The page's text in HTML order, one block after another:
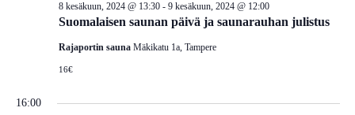
2024Suomalaisen saunan päivä ja saunarauhan julistus
8 kesäkuun, 2024 @ 13:30- 9 kesäkuun, 2024 @ 12:00
Rajaportin sauna Mäkikatu 1a, Tampere
16€
16:00